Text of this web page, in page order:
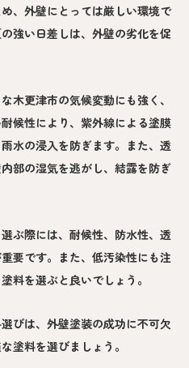
、外壁にとっては厳しい環境で
強い日差しは、外壁の劣化を促
木更津市の気候変動にも強く、
候性により、紫外線による塗膜
水の浸入を防ぎます。また、透
部の湿気を逃がし、結露を防ぎ
ぶ際には、耐候性、防水性、透
要です。また、低汚染性にも注
料を選ぶと良いでしょう。
びは、外壁塗装の成功に不可欠
塗料を選びましょう。